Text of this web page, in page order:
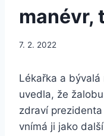
manévr,
7. 2. 2022
Lékařka a
uvedla, že
zdraví
vnímá ji jako